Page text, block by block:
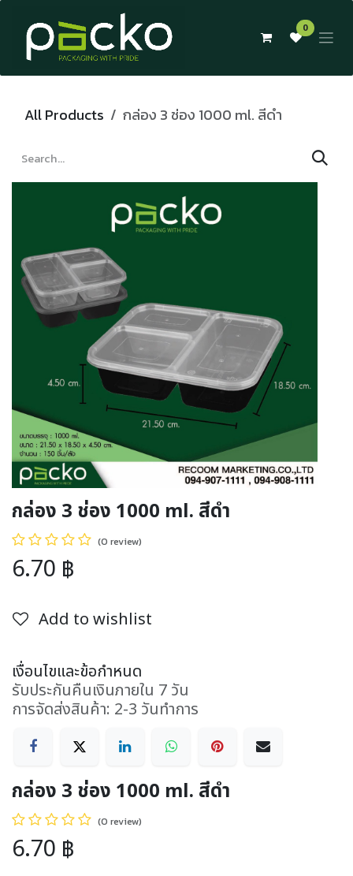
Skip to Content
0
All Products กล่อง 3 ช่อง 1000 ml. สีดำ
กล่อง 3 ช่อง 1000 ml. สีดำ
(0 review)
6.70 ฿
Add to wishlist
เงื่อนไขและข้อกำหนด
รับประกันคืนเงินภายใน 7 วัน
การจัดส่งสินค้า: 2-3 วันทำการ
กล่อง 3 ช่อง 1000 ml. สีดำ
(0 review)
6.70 ฿